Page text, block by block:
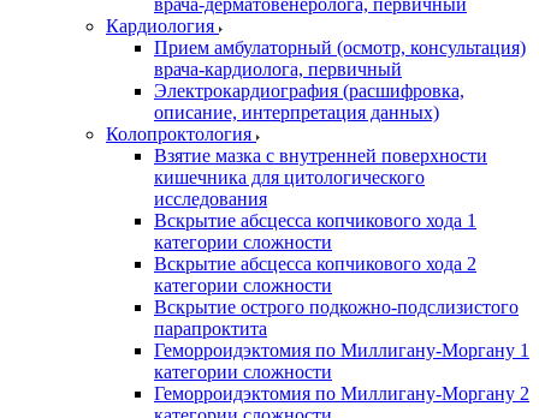
врача-дерматовенеролога, первичный
Кардиология
Прием амбулаторный (осмотр, консультация)
врача-кардиолога, первичный
Электрокардиография (расшифровка,
описание, интерпретация данных)
Колопроктология
Взятие мазка с внутренней поверхности
кишечника для цитологического
исследования
Вскрытие абсцесса копчикового хода 1
категории сложности
Вскрытие абсцесса копчикового хода 2
категории сложности
Вскрытие острого подкожно-подслизистого
парапроктита
Геморроидэктомия по Миллигану-Моргану 1
категории сложности
Геморроидэктомия по Миллигану-Моргану 2